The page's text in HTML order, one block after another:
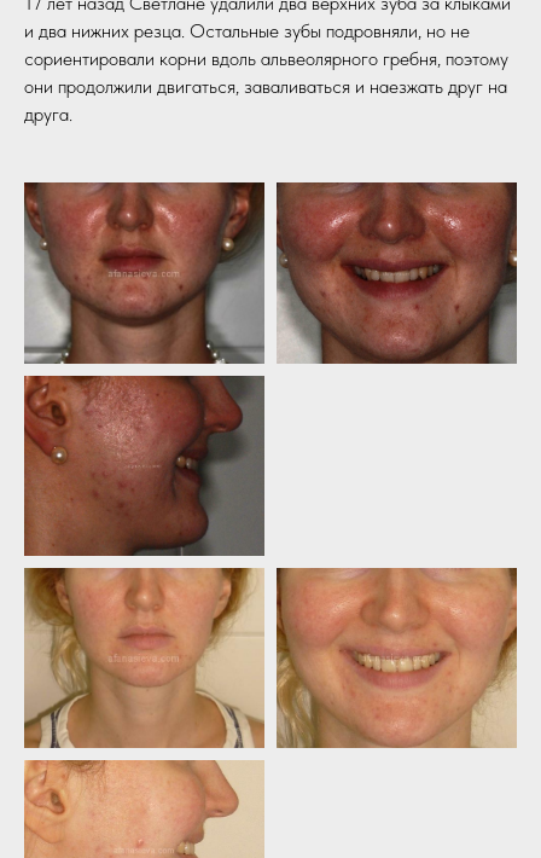
и два нижних резца. Остальные зубы подровняли, но не
сориентировали корни вдоль альвеолярного гребня, поэтому
они продолжили двигаться, заваливаться и наезжать друг на
друга.